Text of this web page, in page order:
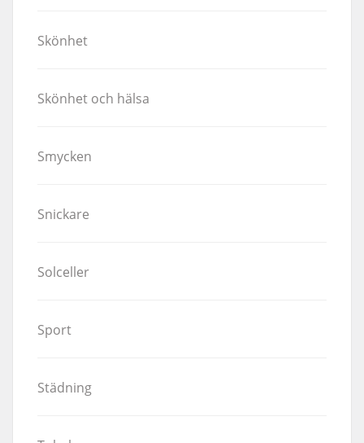
Skönhet
Skönhet och hälsa
Smycken
Snickare
Solceller
Sport
Städning